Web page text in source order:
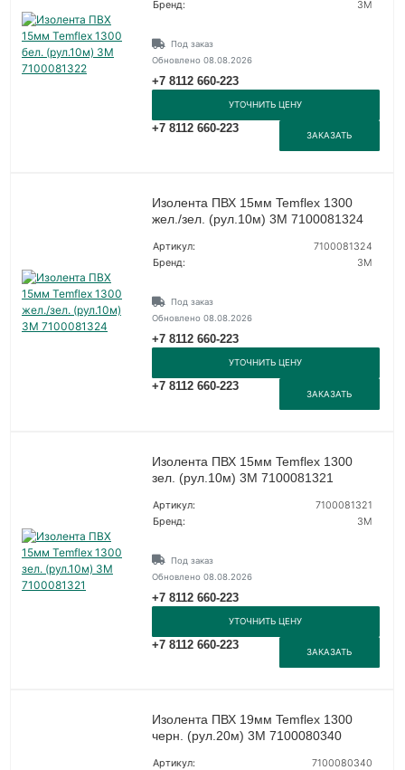
Бренд:
3М
Под заказ
Обновлено 08.08.2026
+7 8112 660-223
УТОЧНИТЬ ЦЕНУ
+7 8112 660-223
ЗАКАЗАТЬ
Изолента ПВХ 15мм Temflex 1300
жел./зел. (рул.10м) 3М 7100081324
Артикул:
7100081324
Бренд:
3М
Под заказ
Обновлено 08.08.2026
+7 8112 660-223
УТОЧНИТЬ ЦЕНУ
+7 8112 660-223
ЗАКАЗАТЬ
Изолента ПВХ 15мм Temflex 1300
зел. (рул.10м) 3М 7100081321
Артикул:
7100081321
Бренд:
3М
Под заказ
Обновлено 08.08.2026
+7 8112 660-223
УТОЧНИТЬ ЦЕНУ
+7 8112 660-223
ЗАКАЗАТЬ
Изолента ПВХ 19мм Temflex 1300
черн. (рул.20м) 3М 7100080340
Артикул:
7100080340